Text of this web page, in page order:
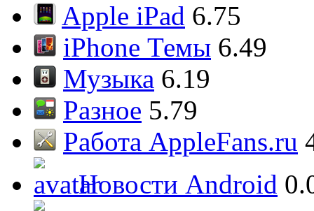
Apple iPad 6.75
iPhone Темы 6.49
Музыка 6.19
Разное 5.79
Работа AppleFans.ru
Новости Android